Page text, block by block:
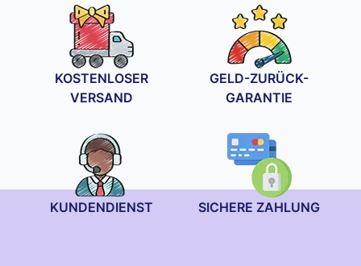
KOSTENLOSER
VERSAND
GELD-ZURÜCK-
GARANTIE
KUNDENDIENST SICHERE ZAHLUNG